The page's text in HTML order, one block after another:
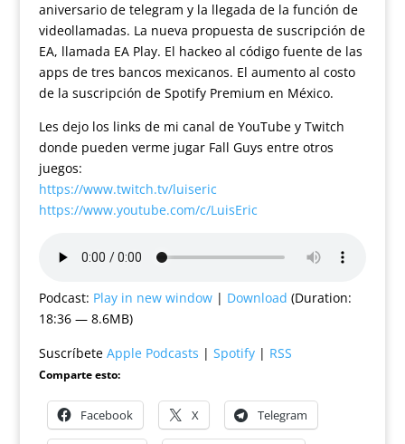
aniversario de telegram y la llegada de la función de
videollamadas. La nueva propuesta de suscripción de
EA, llamada EA Play. El hackeo al código fuente de las
apps de tres bancos mexicanos. El aumento al costo
de la suscripción de Spotify Premium en México.
Les dejo los links de mi canal de YouTube y Twitch
donde pueden verme jugar Fall Guys entre otros
juegos:
https://www.twitch.tv/luiseric
https://www.youtube.com/c/LuisEric
Podcast: Play in new window| Download (Duration:
18:36 — 8.6MB)
Suscríbete Apple Podcasts | Spotify| RSS
Comparte esto:
Facebook X Telegram